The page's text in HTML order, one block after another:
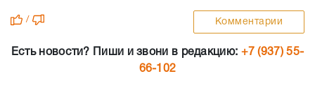
/ Комментарии
Есть новости? Пиши и звони в редакцию: +7 (937) 55-
66-102